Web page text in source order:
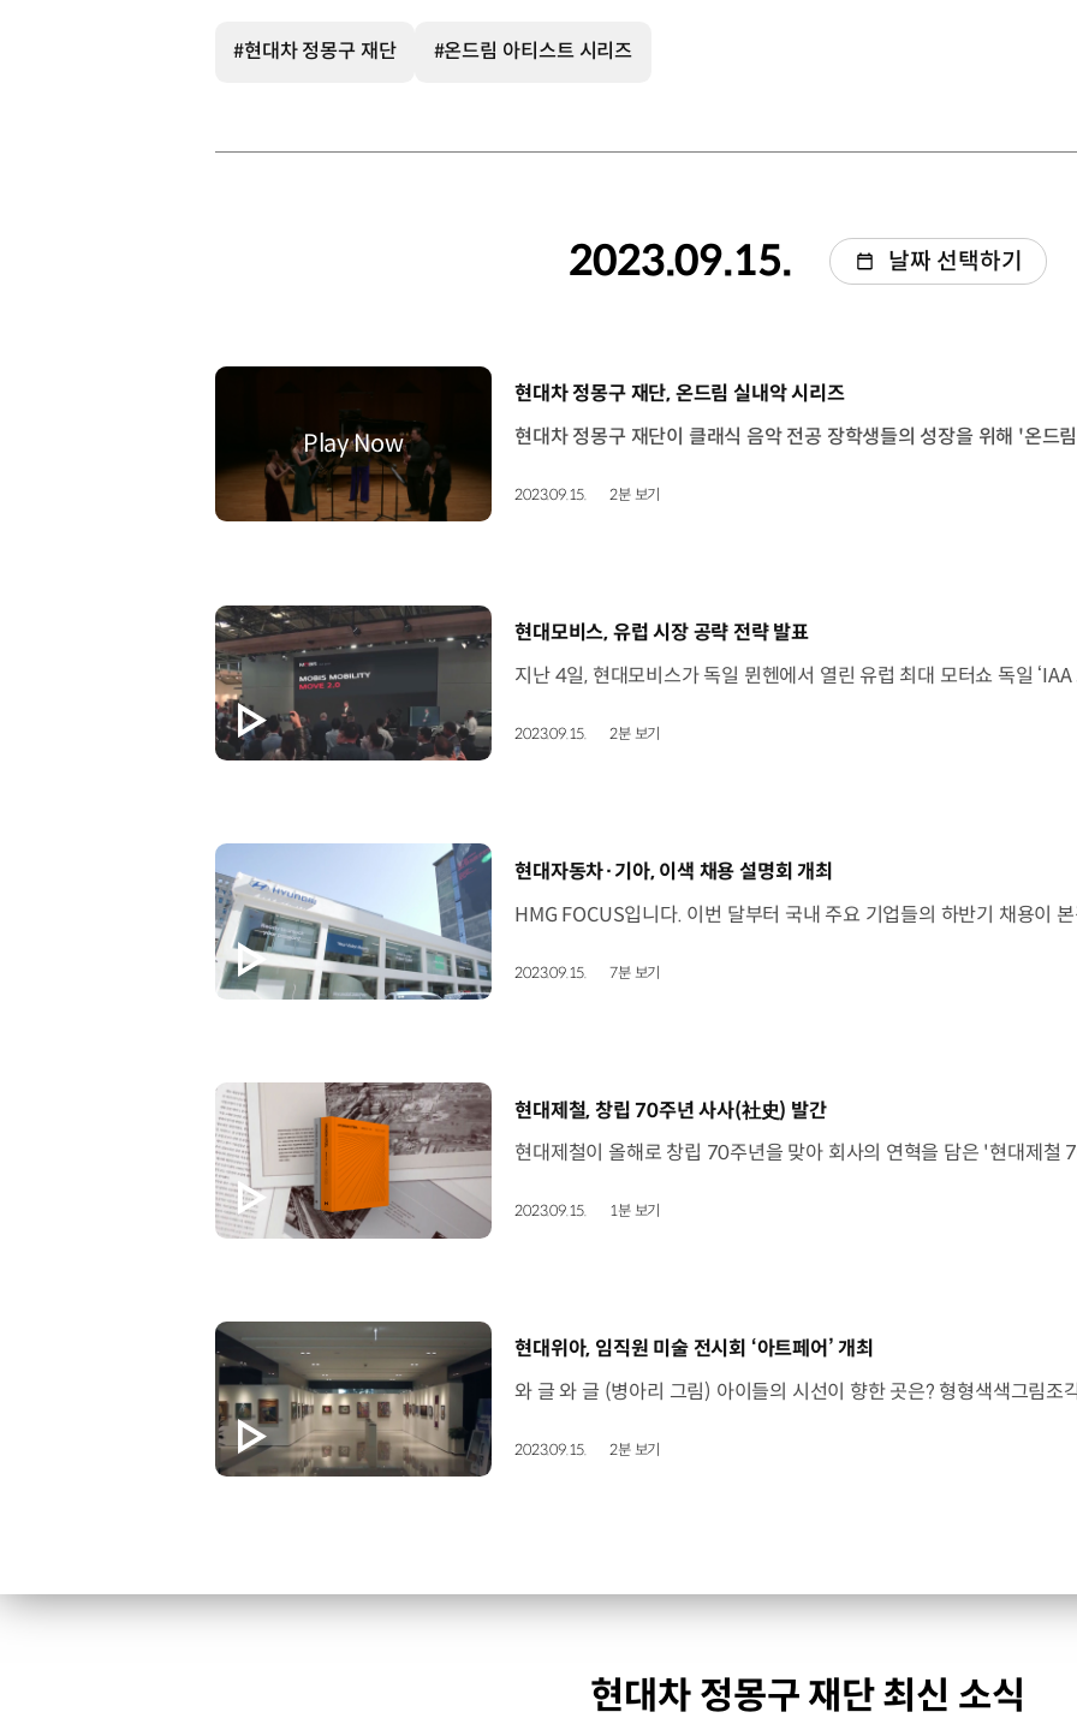
#현대차 정몽구 재단 #온드림 아티스트 시리즈
2023.09.15. 날짜 선택하기
[동영상]
현대차 정몽구 재단, 온드림 실내악 시리즈
2023.09.15. 2분 보기
[동영상]
현대모비스, 유럽 시장 공략 전략 발표
2023.09.15. 2분 보기
[동영상]
현대자동차·기아, 이색 채용 설명회 개최
2023.09.15. 7분 보기
[동영상]
현대제철, 창립 70주년 사사(社史) 발간
2023.09.15. 1분 보기
[동영상]
현대위아, 임직원 미술 전시회 ‘아트페어’ 개최
2023.09.15. 2분 보기
현대차 정몽구 재단 최신 소식